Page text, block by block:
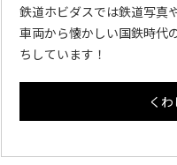
鉄道ホビダスでは鉄道写真
車両から懐かしい国鉄時代
ちしています！
く